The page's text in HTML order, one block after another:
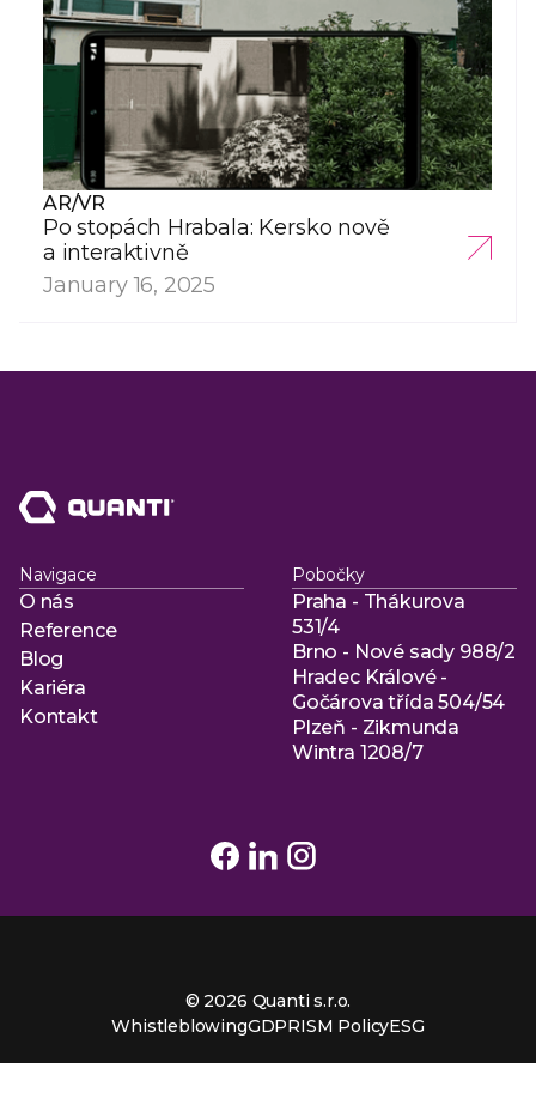
AR/VR
Po stopách Hrabala: Kersko nově
a interaktivně
January 16, 2025
Navigace
O nás
O nás
Reference
Reference
Blog
Blog
Kariéra
Kariéra
Kontakt
Pobočky
Praha - Thákurova
531/4
Brno - Nové sady 988/2
Hradec Králové -
Gočárova třída 504/54
Plzeň - Zikmunda
Wintra 1208/7
WhistleblowingGDPRISM PolicyESG
© 2026 Quanti s.r.o.